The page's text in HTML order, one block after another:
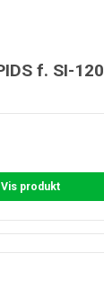
f. SI-120
Vis produkt